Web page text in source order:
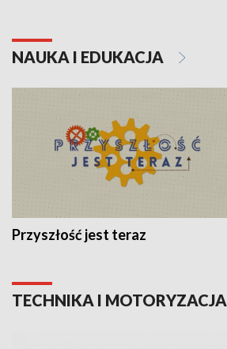
NAUKA I EDUKACJA
Przyszłość jest teraz
TECHNIKA I MOTORYZACJA